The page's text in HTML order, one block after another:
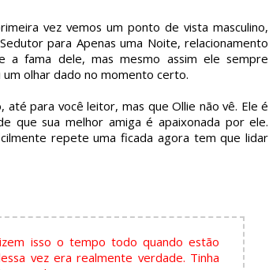
vez vemos um ponto de vista masculino,
para Apenas uma Noite, relacionamento
a fama dele, mas mesmo assim ele sempre
olhar dado no momento certo.
para você leitor, mas que Ollie não vê. Ele é
que sua melhor amiga é apaixonada por ele.
repete uma ficada agora tem que lidar
isso o tempo todo quando estão
vez era realmente verdade. Tinha